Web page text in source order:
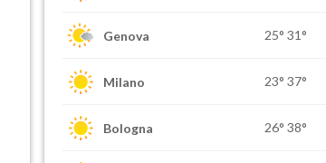
Genova 25° 31°
Milano 23° 37°
Bologna 26° 38°